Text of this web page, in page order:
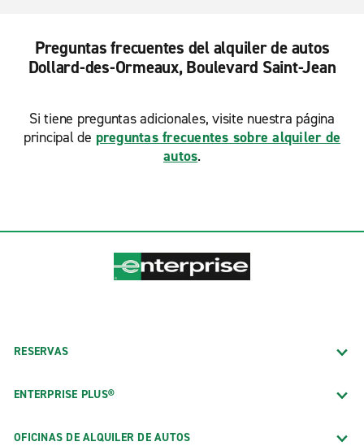
Preguntas frecuentes del alquiler de autos
Dollard-des-Ormeaux, Boulevard Saint-Jean
Si tiene preguntas adicionales, visite nuestra página
principal de preguntas frecuentes sobre alquiler de
autos.
RESERVAS
ENTERPRISE PLUS®
OFICINAS DE ALQUILER DE AUTOS